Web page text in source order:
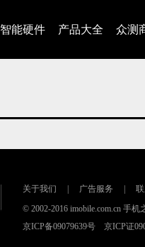
智能硬件 产品大全 众测
关于我们 广告服务
© 2002-2016 imobile.com.cn 手
京ICP备09079639号 京ICP证